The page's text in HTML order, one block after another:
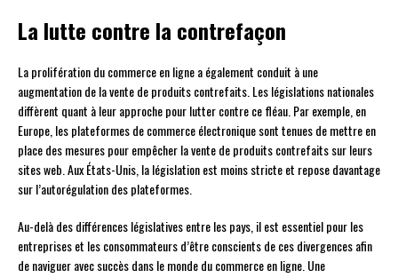
La lutte contre la contrefaçon
La prolifération du commerce en ligne a également conduit à une
augmentation de la vente de produits contrefaits. Les législations nationales
diffèrent quant à leur approche pour lutter contre ce fléau. Par exemple, en
Europe, les plateformes de commerce électronique sont tenues de mettre en
place des mesures pour empêcher la vente de produits contrefaits sur leurs
sites web. Aux États-Unis, la législation est moins stricte et repose davantage
sur l’autorégulation des plateformes.
Au-delà des différences législatives entre les pays, il est essentiel pour les
entreprises et les consommateurs d’être conscients de ces divergences afin
de naviguer avec succès dans le monde du commerce en ligne. Une